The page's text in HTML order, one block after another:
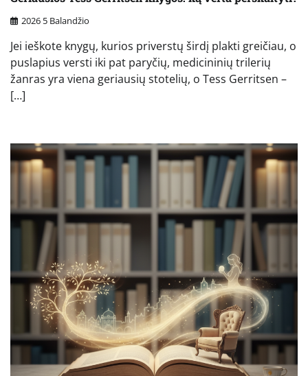
2026 5 Balandžio
Jei ieškote knygų, kurios priverstų širdį plakti greičiau, o
puslapius versti iki pat paryčių, medicininių trilerių
žanras yra viena geriausių stotelių, o Tess Gerritsen –
[…]